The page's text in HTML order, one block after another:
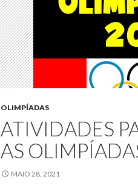
OLIMPÍADAS
ATIVIDADES
AS
MAIO 28, 2021